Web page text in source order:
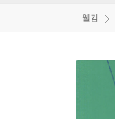
웰컴